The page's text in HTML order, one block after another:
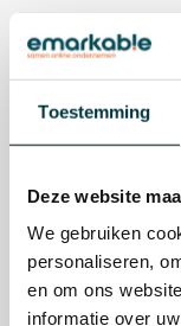
Toestemming
Deze website
We gebruiken
personaliseren,
en om ons
informatie over
+Meer verkeer naar
Inzetbaar tijdens
+Eenvoudig
+ Mogelijk om te